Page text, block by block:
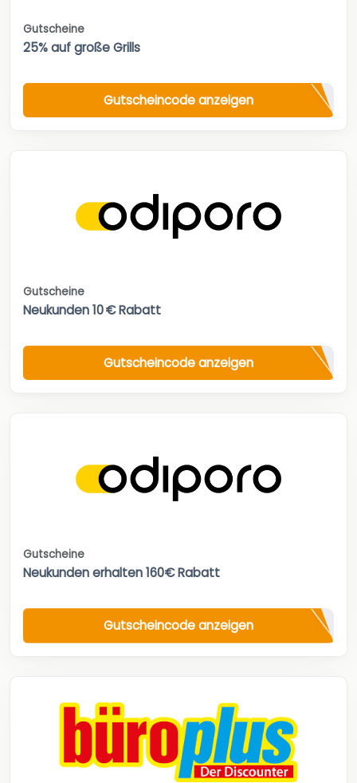
Gutscheine
25% auf große Grills
Gutscheincode anzeigen
Gutscheine
Neukunden 10 € Rabatt
Gutscheincode anzeigen
Gutscheine
Neukunden erhalten 160€ Rabatt
Gutscheincode anzeigen